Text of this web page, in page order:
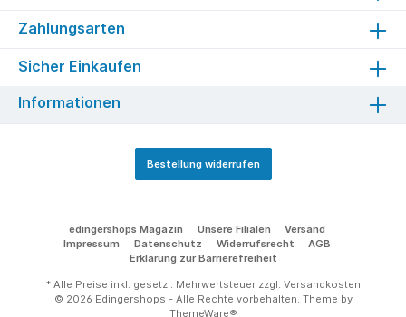
Zahlungsarten
Sicher Einkaufen
Informationen
Bestellung widerrufen
edingershops Magazin Unsere Filialen
Versand
Impressum
Datenschutz Widerrufsrecht
AGB
Erklärung zur Barrierefreiheit
* Alle Preise inkl. gesetzl. Mehrwertsteuer zzgl. Versandkosten
© 2026 Edingershops - Alle Rechte vorbehalten. Theme by
ThemeWare®